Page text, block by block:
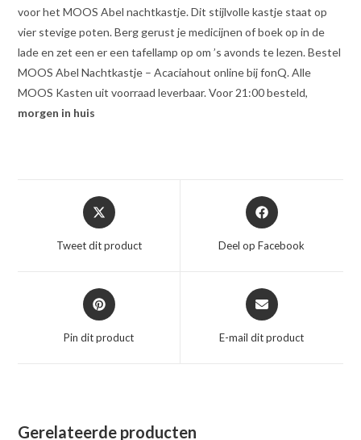
voor het MOOS Abel nachtkastje. Dit stijlvolle kastje staat op
vier stevige poten. Berg gerust je medicijnen of boek op in de
lade en zet een er een tafellamp op om ’s avonds te lezen. Bestel
MOOS Abel Nachtkastje – Acaciahout online bij fonQ. Alle
MOOS Kasten uit voorraad leverbaar. Voor 21:00 besteld,
morgen in huis
Opent
in
nieuw
Tweet dit product
Opent
in
nieuw
Deel op Facebook
Opent
in
nieuw
Pin dit product
Opent
in
nieuw
E-mail dit product
Gerelateerde producten